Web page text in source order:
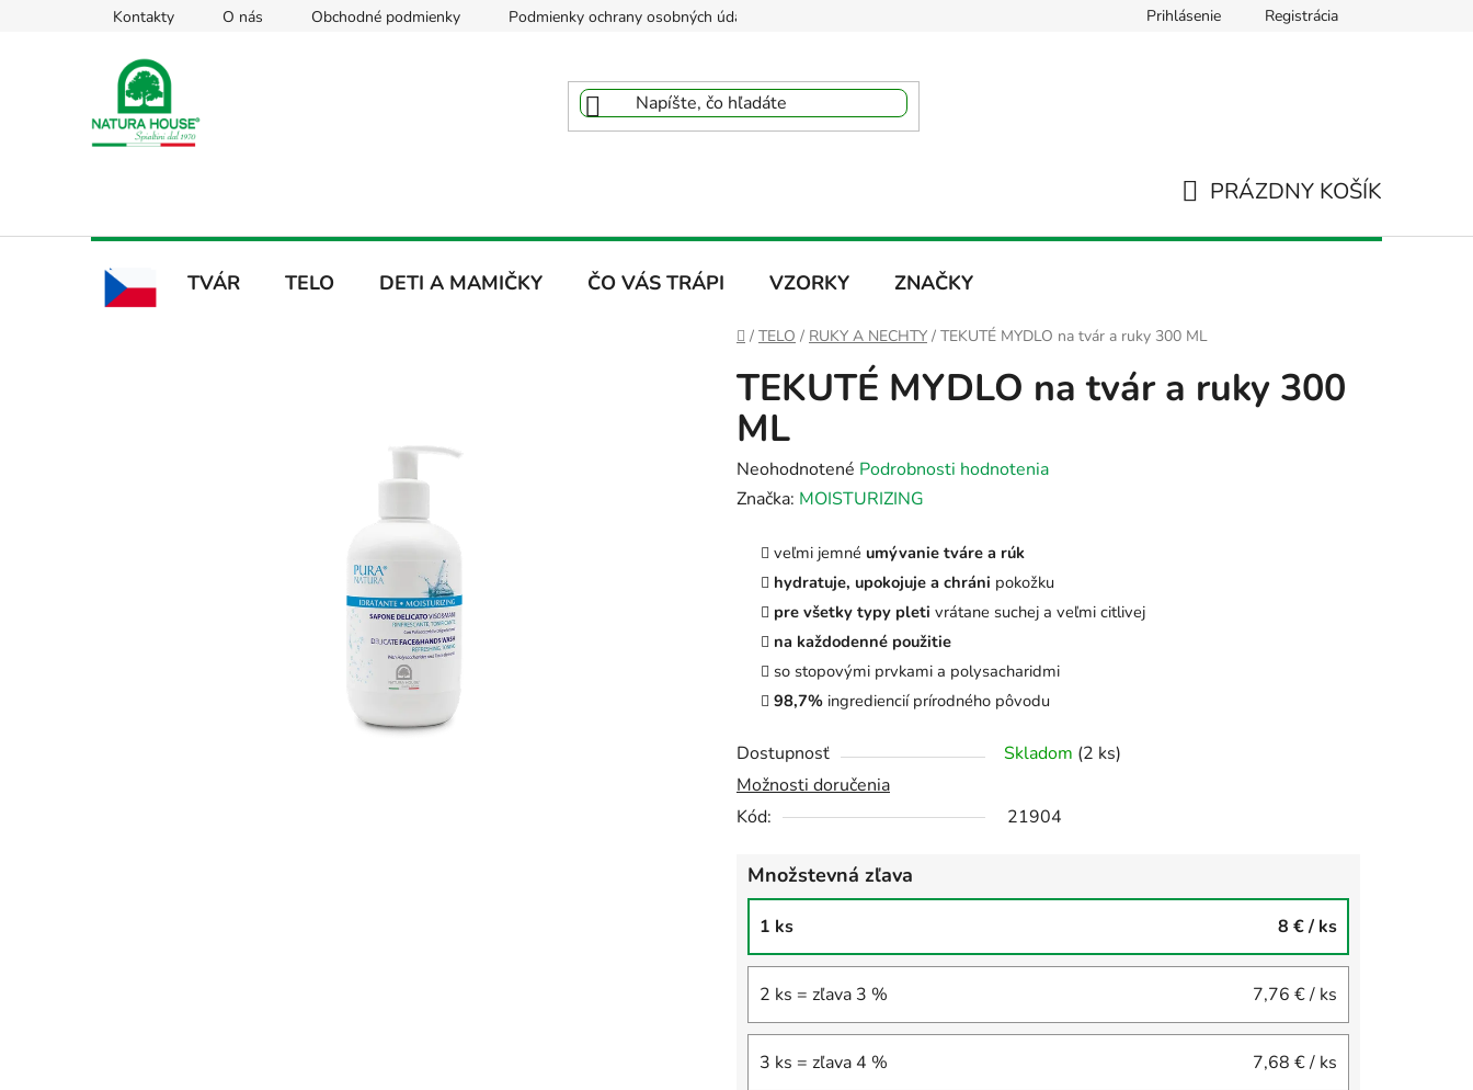
Kontakty O nás Obchodné podmienky Podmienky ochrany osobných údajov Používanie súborov Cookies Hodnotenie obchodu
Prihlásenie Registrácia
PRÁZDNY KOŠÍK
CZ
TVÁR TELO DETI A MAMIČKY ČO VÁS TRÁPI VZORKY ZNAČKY
Domov
/ TELO / RUKY A NECHTY / TEKUTÉ MYDLO na tvár a ruky 300 ML
TEKUTÉ MYDLO na tvár a ruky 300
ML
Priemerné
hodnotenie
hviezdičiek.
Neohodnotené Podrobnosti hodnotenia
Značka: MOISTURIZING
veľmi jemné umývanie tváre a rúk
hydratuje, upokojuje a chráni pokožku
pre všetky typy pleti vrátane suchej a veľmi citlivej
na každodenné použitie
so stopovými prvkami a polysacharidmi
98,7% ingrediencií prírodného pôvodu
Dostupnosť Skladom (2 ks)
Možnosti doručenia
Kód:
21904
Množstevná zľava
1 ks 8 €/ ks
2 ks = zľava 3 % 7,76 €/ ks
3 ks = zľava 4 % 7,68 €/ ks